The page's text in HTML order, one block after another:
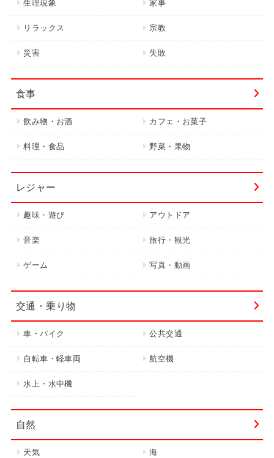
生理現象 家事
リラックス 宗教
災害 失敗
食事
飲み物・お酒 カフェ・お菓子
料理・食品 野菜・果物
レジャー
趣味・遊び アウトドア
音楽 旅行・観光
ゲーム 写真・動画
交通・乗り物
車・バイク 公共交通
自転車・軽車両 航空機
水上・水中機
自然
天気 海